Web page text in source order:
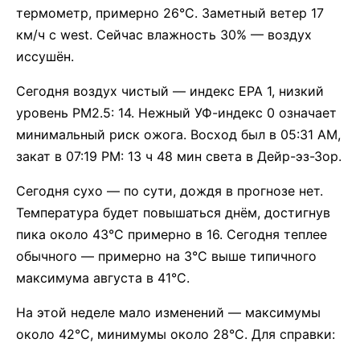
термометр, примерно 26°C. Заметный ветер 17
км/ч с west. Сейчас влажность 30% — воздух
иссушён.
Сегодня воздух чистый — индекс EPA 1, низкий
уровень PM2.5: 14. Нежный УФ-индекс 0 означает
минимальный риск ожога. Восход был в 05:31 AM,
закат в 07:19 PM: 13 ч 48 мин света в Дейр-эз-Зор.
Сегодня сухо — по сути, дождя в прогнозе нет.
Температура будет повышаться днём, достигнув
пика около 43°C примерно в 16. Сегодня теплее
обычного — примерно на 3°C выше типичного
максимума августа в 41°C.
На этой неделе мало изменений — максимумы
около 42°C, минимумы около 28°C. Для справки: